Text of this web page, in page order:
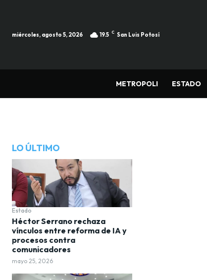
miércoles, agosto 5, 2026 19.5 C San Luis Potosí
METROPOLI ESTADO
LO ÚLTIMO
Estado
Héctor Serrano rechaza
vínculos entre reforma de IA y
procesos contra
comunicadores
mayo 25, 2026